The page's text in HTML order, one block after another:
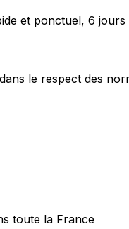
et ponctuel, 6 jours
le respect des
toute la France